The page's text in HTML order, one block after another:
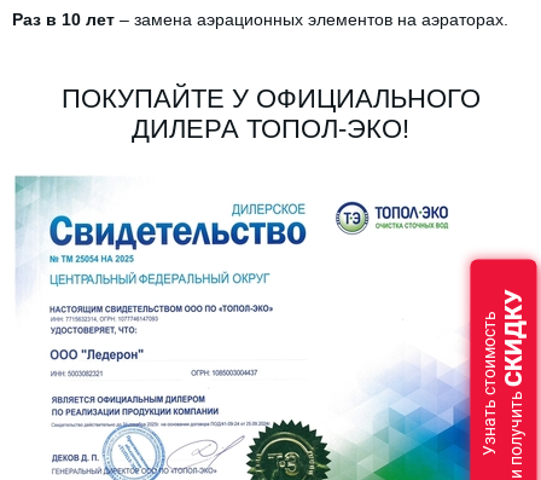
Раз в 10 лет – замена аэрационных элементов на аэраторах.
ПОКУПАЙТЕ У ОФИЦИАЛЬНОГО
ДИЛЕРА ТОПОЛ-ЭКО!
Узнать стоимостьи получить
СКИДКУ